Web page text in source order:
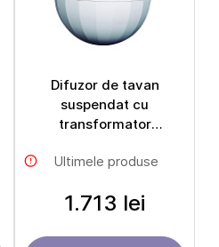
Difuzor de tavan
suspendat cu
transformator
Ultimele produse
1.713 lei